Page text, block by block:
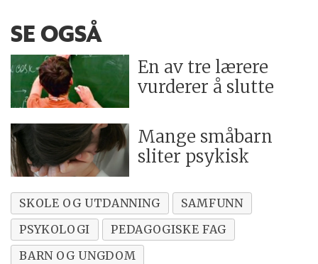
SE OGSÅ
En av tre lærere
vurderer å slutte
Mange småbarn
sliter psykisk
SKOLE OG UTDANNING
SAMFUNN
PSYKOLOGI
PEDAGOGISKE FAG
BARN OG UNGDOM